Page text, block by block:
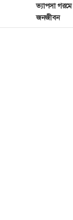
ভ্যাপসা গরমে
জনজীবন